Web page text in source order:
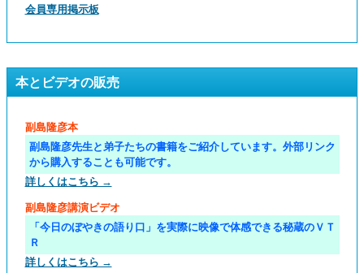
会員専用掲示板
本とビデオの販売
副島隆彦本
副島隆彦先生と弟子たちの書籍をご紹介しています。外部リンク
から購入することも可能です。
詳しくはこちら →
副島隆彦講演ビデオ
「今日のぼやきの語り口」を実際に映像で体感できる秘蔵のＶＴ
Ｒ
詳しくはこちら →